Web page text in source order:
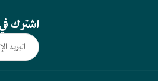
اشترك